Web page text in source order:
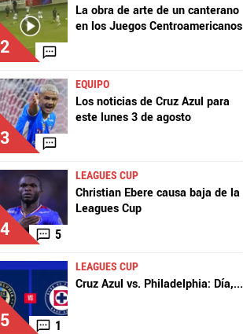
2
La obra de arte de un canterano
en los Juegos Centroamericanos
3
EQUIPO
Los noticias de Cruz Azul para
este lunes 3 de agosto
4 5
LEAGUES CUP
Christian Ebere causa baja de la
Leagues Cup
5 1
LEAGUES CUP
Cruz Azul vs. Philadelphia: Día,...